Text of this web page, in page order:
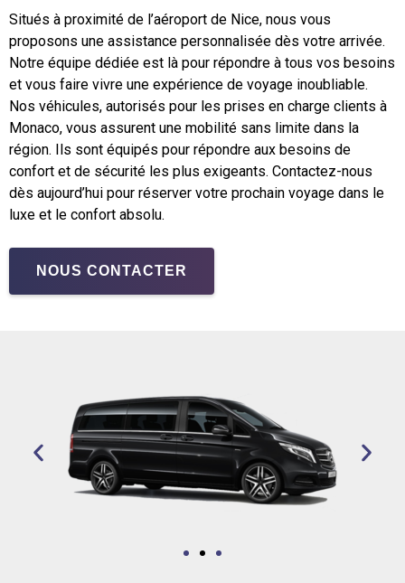
Situés à proximité de l’aéroport de Nice, nous vous
proposons une assistance personnalisée dès votre arrivée.
Notre équipe dédiée est là pour répondre à tous vos besoins
et vous faire vivre une expérience de voyage inoubliable.
Nos véhicules, autorisés pour les prises en charge clients à
Monaco, vous assurent une mobilité sans limite dans la
région. Ils sont équipés pour répondre aux besoins de
confort et de sécurité les plus exigeants. Contactez-nous
dès aujourd’hui pour réserver votre prochain voyage dans le
luxe et le confort absolu.
NOUS CONTACTER